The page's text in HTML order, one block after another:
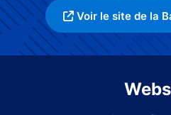
Voir le site de la